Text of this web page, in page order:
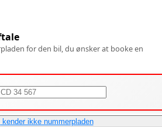
for den bil, du ønsker at booke en
kender ikke nummerpladen